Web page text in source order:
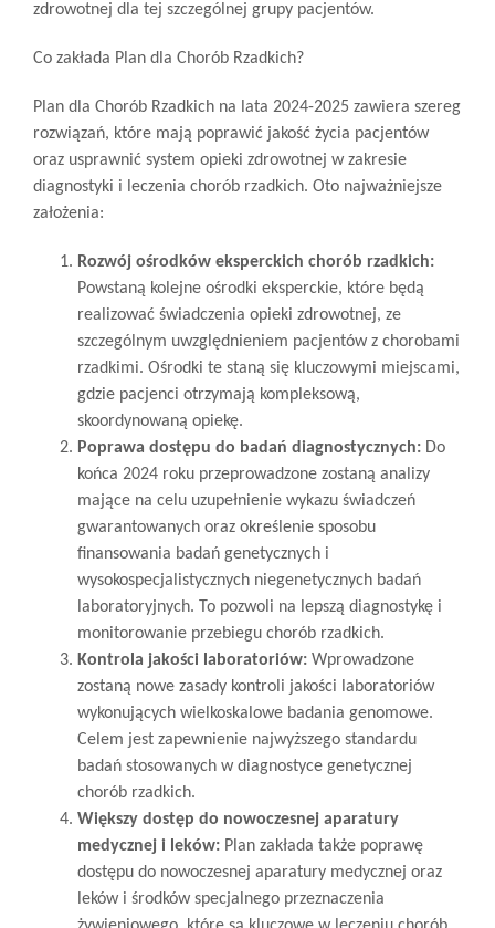
zdrowotnej dla tej szczególnej grupy pacjentów.
Co zakłada Plan dla Chorób Rzadkich?
Plan dla Chorób Rzadkich na lata 2024-2025 zawiera szereg
rozwiązań, które mają poprawić jakość życia pacjentów
oraz usprawnić system opieki zdrowotnej w zakresie
diagnostyki i leczenia chorób rzadkich. Oto najważniejsze
założenia:
Rozwój ośrodków eksperckich chorób rzadkich:
Powstaną kolejne ośrodki eksperckie, które będą
realizować świadczenia opieki zdrowotnej, ze
szczególnym uwzględnieniem pacjentów z chorobami
rzadkimi. Ośrodki te staną się kluczowymi miejscami,
gdzie pacjenci otrzymają kompleksową,
skoordynowaną opiekę.
Poprawa dostępu do badań diagnostycznych: Do
końca 2024 roku przeprowadzone zostaną analizy
mające na celu uzupełnienie wykazu świadczeń
gwarantowanych oraz określenie sposobu
finansowania badań genetycznych i
wysokospecjalistycznych niegenetycznych badań
laboratoryjnych. To pozwoli na lepszą diagnostykę i
monitorowanie przebiegu chorób rzadkich.
Kontrola jakości laboratoriów: Wprowadzone
zostaną nowe zasady kontroli jakości laboratoriów
wykonujących wielkoskalowe badania genomowe.
Celem jest zapewnienie najwyższego standardu
badań stosowanych w diagnostyce genetycznej
chorób rzadkich.
Większy dostęp do nowoczesnej aparatury
medycznej i leków: Plan zakłada także poprawę
dostępu do nowoczesnej aparatury medycznej oraz
leków i środków specjalnego przeznaczenia